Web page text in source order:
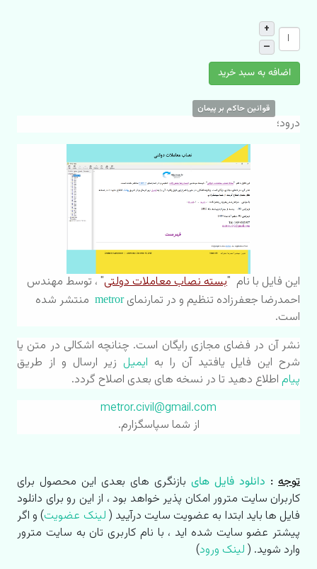
+
–
اضافه به سبد خرید
قوانین حاکم بر پیمان
درود؛
این فایل با نام "بسته نصاب معاملات دولتی" ، توسط مهندس
احمدرضا جعفرزاده تنظیم و در تمارنمای metror منتشر شده
است.
نشر آن در فضای مجازی رایگان است. چنانچه اشکالی در متن یا
شرح این فایل یافتید آن را به ایمیلزیر ارسال و از طریق
پیام اطلاع دهید تا در نسخه های بعدی اصلاح گردد.
metror.civil@gmail.com
از شما سپاسگزارم.
توجه : دانلود فایل های بازنگری های بعدی این محصول برای
کاربران سایت مترور امکان پذیر خواهد بود ، از این رو برای دانلود
فایل ها باید ابتدا به عضویت سایت درآیید ( لینک عضویت) و اگر
پیشتر عضو سایت شده اید ، با نام کاربری تان به سایت مترور
وارد شوید. ( لینک ورود)